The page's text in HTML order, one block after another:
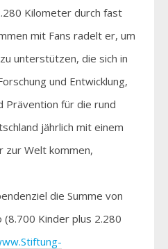
Kilometer durch fast
mit Fans radelt er, um
unterstützen, die sich in
und Entwicklung,
Prävention für die rund
jährlich mit einem
zur Welt kommen,
die Summe von
Kinder plus 2.280